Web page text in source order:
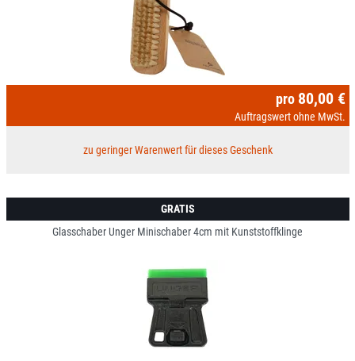
pro 80,00 €
Auftragswert ohne MwSt.
zu geringer Warenwert für dieses Geschenk
GRATIS
Glasschaber Unger Minischaber 4cm mit Kunststoffklinge